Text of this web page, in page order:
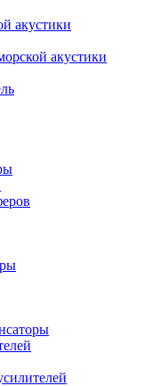
акустики
акустики